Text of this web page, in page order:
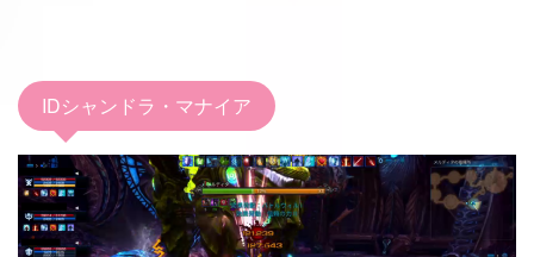
IDシャンドラ・マナイア